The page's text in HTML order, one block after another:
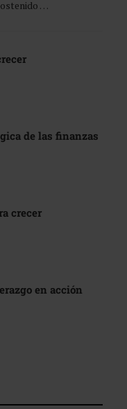
…
de las finanzas
crecer
en acción